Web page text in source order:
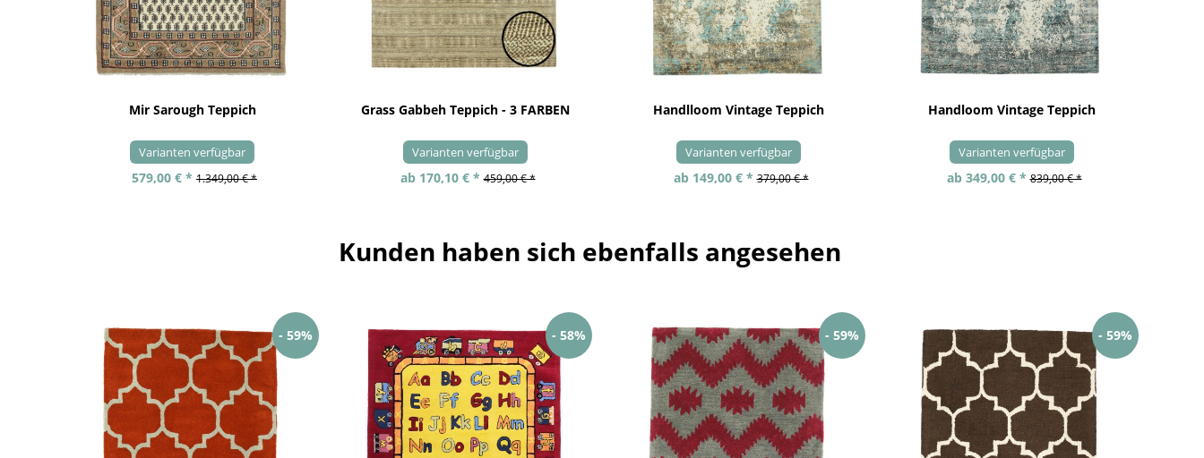
Mir Sarough Teppich
Varianten verfügbar
579,00 € * 1.349,00 € *
Grass Gabbeh Teppich - 3 FARBEN
Varianten verfügbar
ab 170,10 € * 459,00 € *
Handlloom Vintage Teppich
Varianten verfügbar
ab 149,00 € * 379,00 € *
Handloom Vintage Teppich
Varianten verfügbar
ab 349,00 € * 839,00 € *
Kunden haben sich ebenfalls angesehen
- 59% - 58% - 59% - 59%